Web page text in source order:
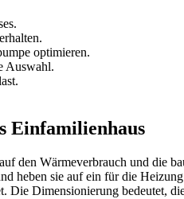
optimieren.
Auswahl.
Einfamilienhaus
den Wärmeverbrauch und die
heben sie auf ein für die
Dimensionierung bedeutet,